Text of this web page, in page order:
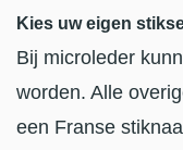
Kies uw eigen
Bij microleder
worden. Alle
een Franse